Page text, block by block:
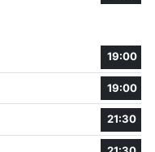
19:00
19:00
21:30